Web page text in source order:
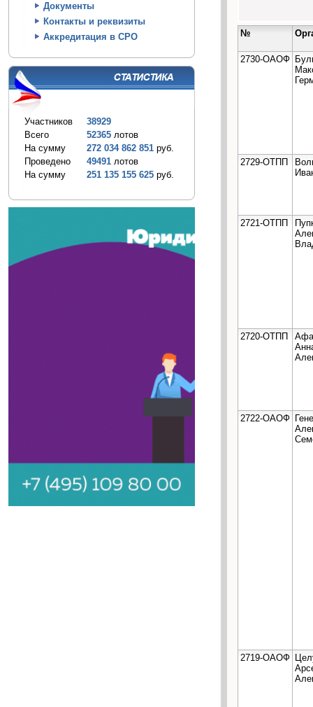
Документы
Контакты и реквизиты
Аккредитация в СРО
Участников
38929
Всего
52365 лотов
На сумму
272 034 862 851 руб.
Проведено
49491 лотов
На сумму
251 135 155 625 руб.
№
2730-ОАОФ
2729-ОТПП
2721-ОТПП
2720-ОТПП
2722-ОАОФ
2719-ОАОФ